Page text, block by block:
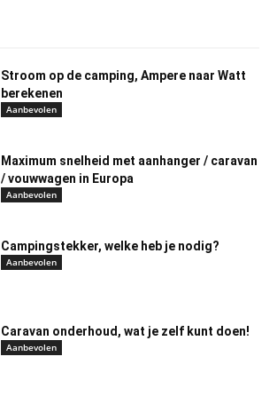
Stroom op de camping, Ampere naar Watt
berekenen
Aanbevolen
Maximum snelheid met aanhanger / caravan
/ vouwwagen in Europa
Aanbevolen
Campingstekker, welke heb je nodig?
Aanbevolen
Caravan onderhoud, wat je zelf kunt doen!
Aanbevolen